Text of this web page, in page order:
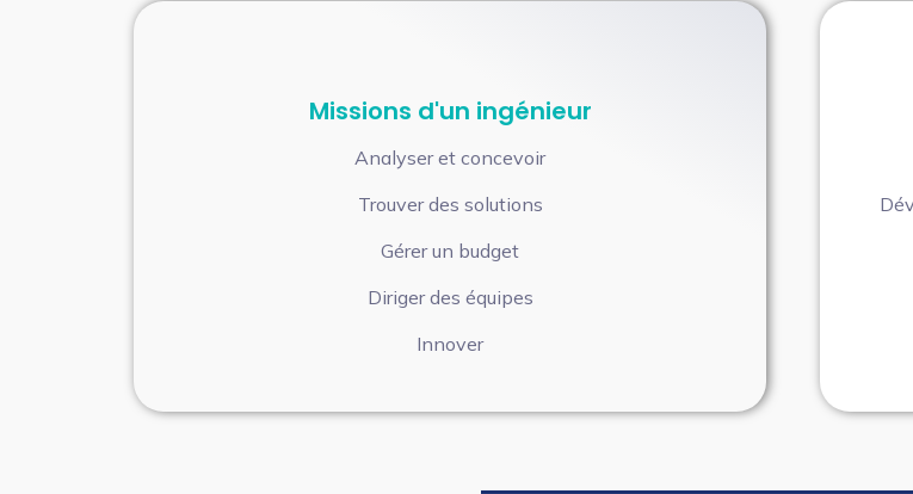
Missions d'un ingénieur
Analyser et concevoir
Trouver des solutions
Gérer un budget
Diriger des équipes
Innover